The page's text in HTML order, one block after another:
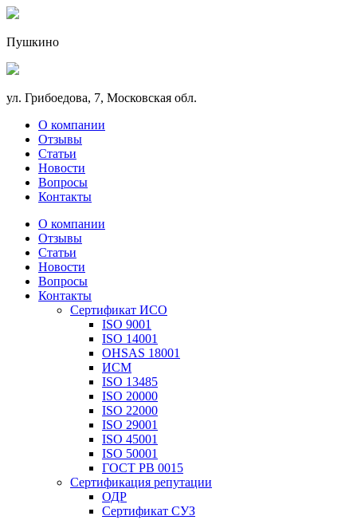
Пушкино
ул. Грибоедова, 7, Московская обл.
О компании
Отзывы
Статьи
Новости
Вопросы
Контакты
О компании
Отзывы
Статьи
Новости
Вопросы
Контакты
Сертификат ИСО
ISO 9001
ISO 14001
OHSAS 18001
ИСМ
ISO 13485
ISO 20000
ISO 22000
ISO 29001
ISO 45001
ISO 50001
ГОСТ РВ 0015
Сертификация репутации
ОДР
Сертификат СУЗ